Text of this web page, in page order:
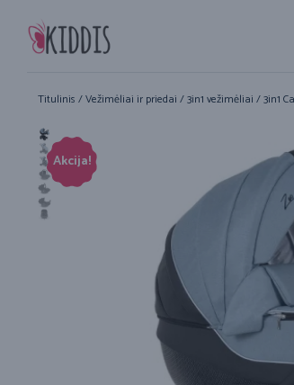
Titulinis /Vežimėliai ir priedai /3in1 vežimėliai / 3in1
Akcija!